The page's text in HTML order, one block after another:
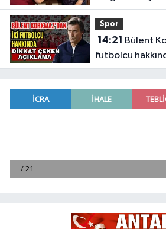
Spor
14:21
futbolcu
açıklama